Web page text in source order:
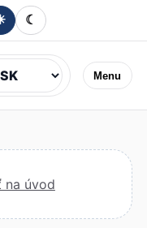
☾
Menu
Jazyk
na úvod